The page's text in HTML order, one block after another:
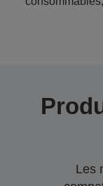
Les